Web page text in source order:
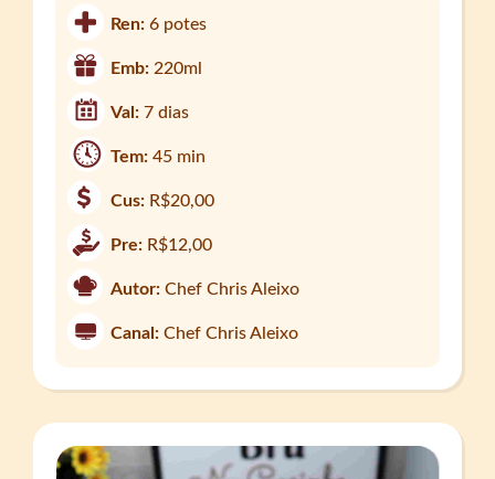
Ren:6 potes
Emb:220ml
Val:7 dias
Tem:45 min
Cus: R$20,00
Pre: R$12,00
Autor: Chef Chris Aleixo
Canal: Chef Chris Aleixo